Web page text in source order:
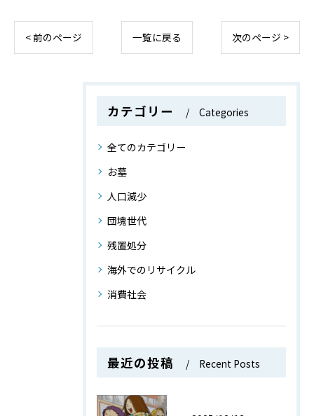
< 前のページ 一覧に戻る 次のページ >
カテゴリー Categories
全てのカテゴリー
お墓
人口減少
団塊世代
残置処分
海外でのリサイクル
消費社会
最近の投稿 Recent Posts